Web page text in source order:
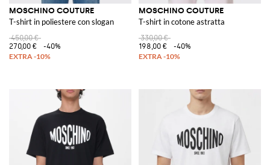
MOSCHINO COUTURE
T-shirt in poliestere con slogan
450,00 €
270,00 €
-40%
MOSCHINO COUTURE
T-shirt in cotone astratta
330,00 €
198,00 €
-40%